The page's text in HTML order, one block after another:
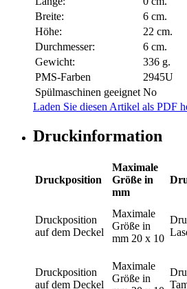
Breite:
6 cm.
Höhe:
22 cm.
Durchmesser:
6 cm.
Gewicht:
336 g.
PMS-Farben
2945U
Spülmaschinen geeignet No
Laden Sie diesen Artikel als PDF
Druckinformation
Druckposition
Maximale
Größe in
mm
Druckposition
auf dem Deckel
Maximale
Größe in
mm 20 x 10
Druckposition
auf dem Deckel
Maximale
Größe in